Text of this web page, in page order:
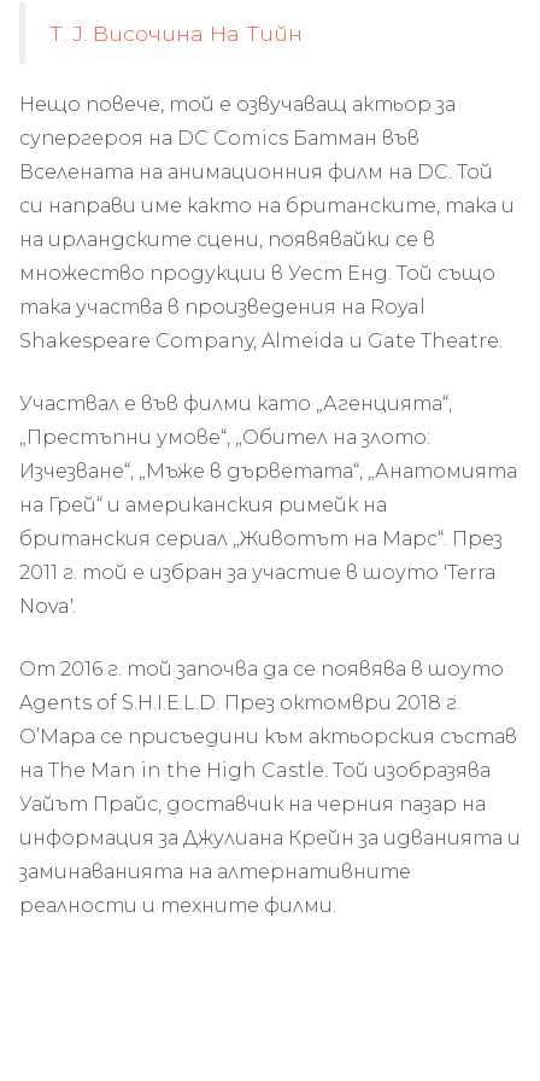
Т. J. Височина На Тийн
Нещо повече, той е озвучаващ актьор за
супергероя на DC Comics Батман във
Вселената на анимационния филм на DC. Той
си направи име както на британските, така и
на ирландските сцени, появявайки се в
множество продукции в Уест Енд. Той също
така участва в произведения на Royal
Shakespeare Company, Almeida и Gate Theatre.
Участвал е във филми като „Агенцията“,
„Престъпни умове“, „Обител на злото:
Изчезване“, „Мъже в дърветата“, „Анатомията
на Грей“ и американския римейк на
британския сериал „Животът на Марс“. През
2011 г. той е избран за участие в шоуто 'Terra
Nova'.
От 2016 г. той започва да се появява в шоуто
Agents of S.H.I.E.L.D. През октомври 2018 г.
О’Мара се присъедини към актьорския състав
на The Man in the High Castle. Той изобразява
Уайът Прайс, доставчик на черния пазар на
информация за Джулиана Крейн за идванията и
заминаванията на алтернативните
реалности и техните филми.